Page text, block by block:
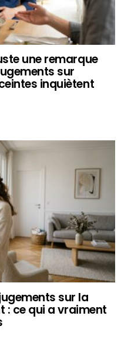
une remarque
sur
inquiètent
sur la
: ce qui a vraiment